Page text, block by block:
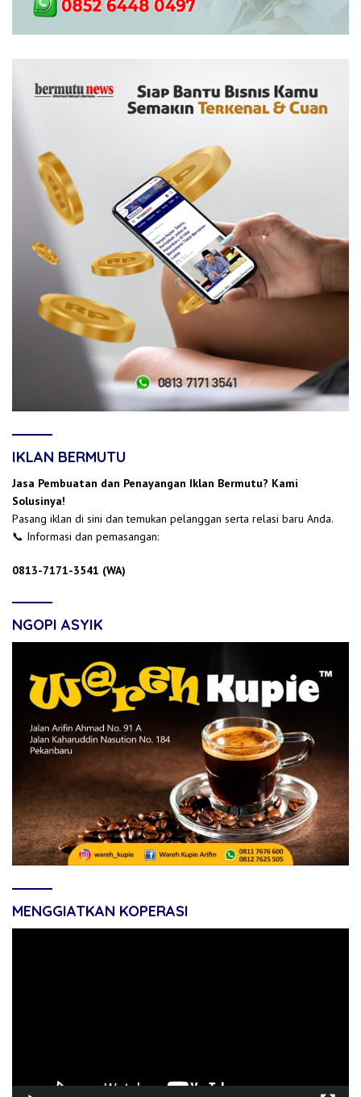
IKLAN BERMUTU
Jasa Pembuatan dan Penayangan Iklan Bermutu? Kami
Solusinya!
Pasang iklan di sini dan temukan pelanggan serta relasi baru Anda.
📞 Informasi dan pemasangan:
0813-7171-3541 (WA)
NGOPI ASYIK
MENGGIATKAN KOPERASI